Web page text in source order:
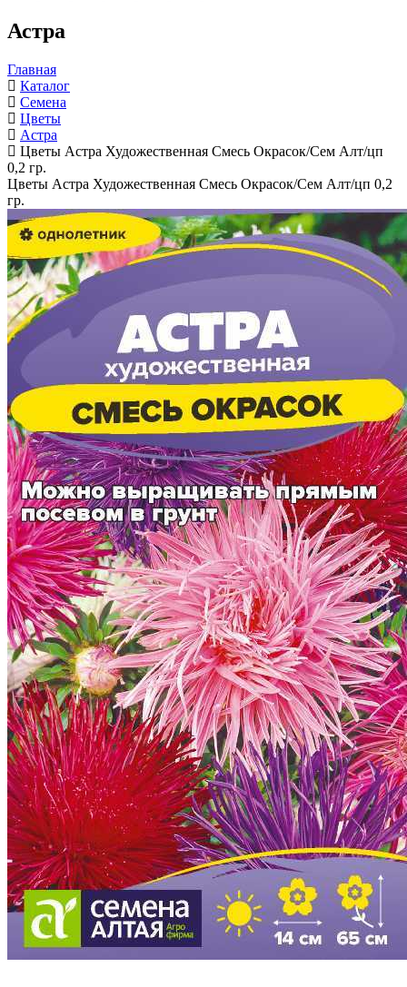
Астра
Главная
Каталог
Семена
Цветы
Астра
Цветы Астра Художественная Смесь Окрасок/Сем Алт/цп
0,2 гр.
Цветы Астра Художественная Смесь Окрасок/Сем Алт/цп 0,2
гр.